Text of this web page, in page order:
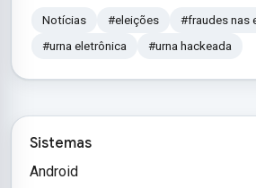
Sistemas
Android
Notícias #eleições
#fraudes nas
#urna eletrônica
#urna hackeada